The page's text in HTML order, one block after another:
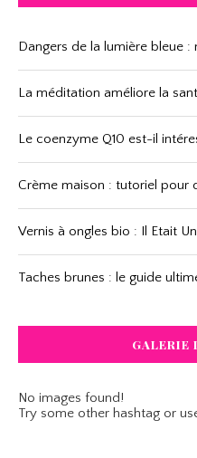
Dangers de la lumière bleue
La méditation améliore la
Le coenzyme Q10 est-il
Crème maison : tutoriel pour
Vernis à ongles bio : Il Etait
Taches brunes : le guide
GALERIE
No images found!
Try some other hashtag or